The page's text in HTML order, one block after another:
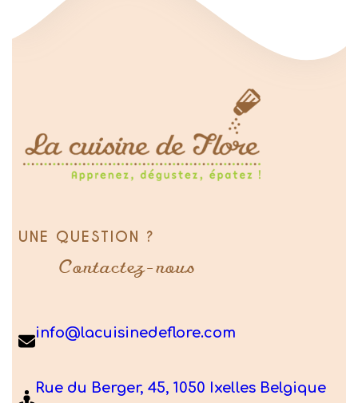
UNE QUESTION ?
Contactez-nous
info@lacuisinedeflore.com
Rue du Berger, 45, 1050 Ixelles Belgique